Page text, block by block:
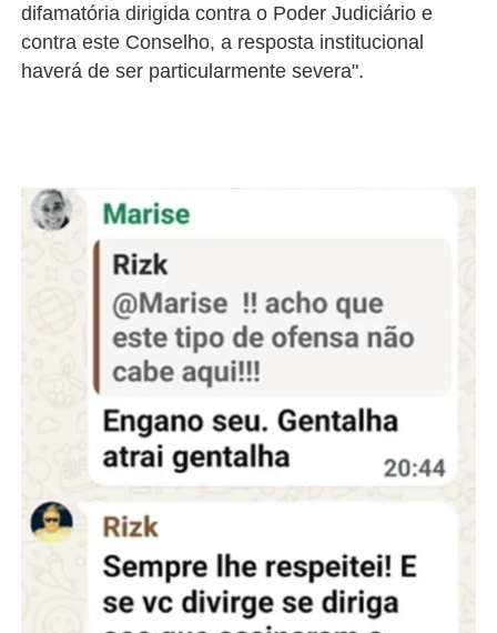
difamatória dirigida contra o Poder Judiciário e
contra este Conselho, a resposta institucional
haverá de ser particularmente severa".